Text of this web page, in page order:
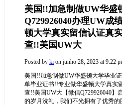
美国!!加急制做UW华盛
Q729926040办理UW成
顿大学真实留信认证真
查!!美国UW大
Posted by ki on junho 28, 2023 at 9:22
美国!!加急制做UW华盛顿大学毕业
单毕业证书!!专业做华盛顿大学真实
查!!美国UW大 【微信Q729926040
的岁月洗礼，我们不光拥有了优秀